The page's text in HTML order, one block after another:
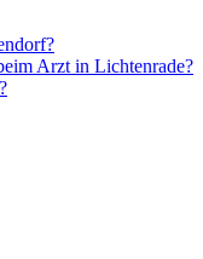
Arzt in Lichtenrade?